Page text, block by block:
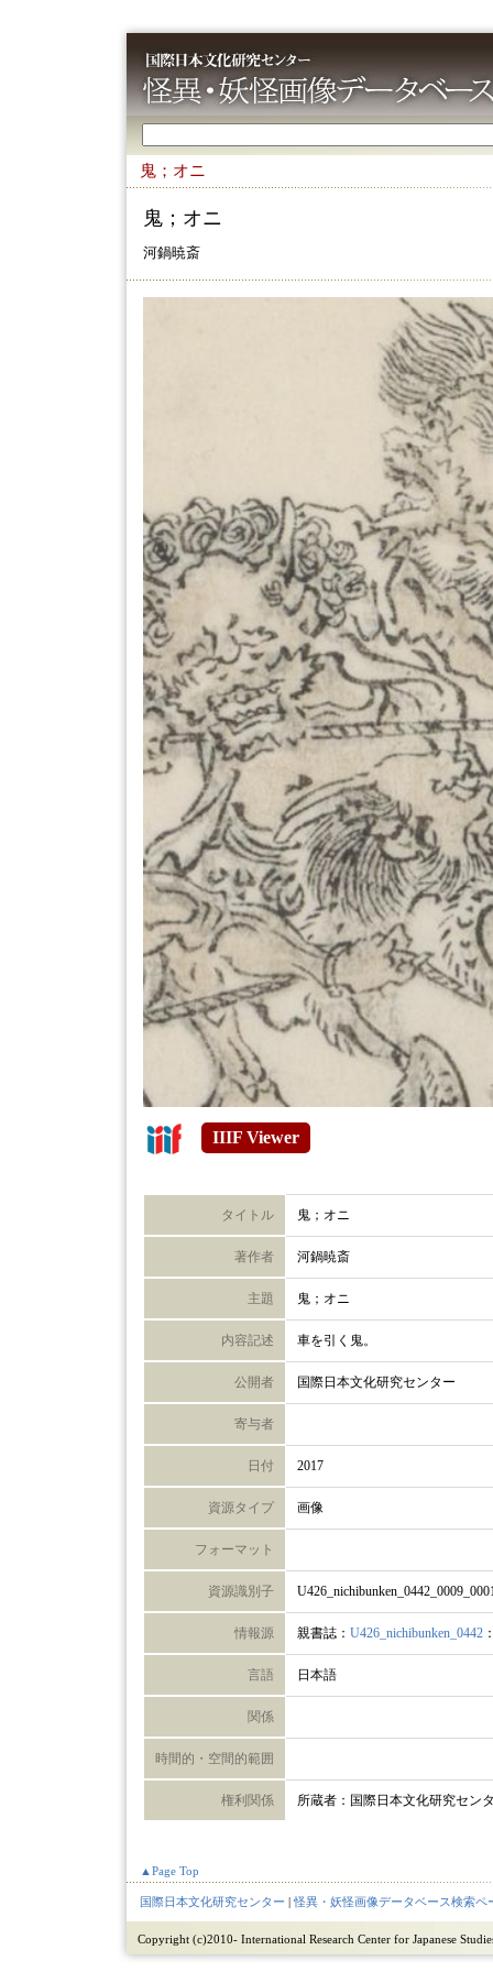
鬼；オニ
鬼；オニ
河鍋暁斎
IIIF Viewer
タイトル 鬼；オニ
著作者 河鍋暁斎
主題 鬼；オニ
内容記述 車を引く鬼。
公開者 国際日本文化研究センター
寄与者
日付 2017
資源タイプ 画像
フォーマット
資源識別子
情報源 親書誌： U426_nichibunken_0442
言語 日本語
関係
時間的・空間的範囲
権利関係 所蔵者：国際日本文化研究セン
▲Page Top
国際日本文化研究センター |怪異・妖怪画像データベース検索ペ
Copyright (c)2010- International Research Center for Japanese